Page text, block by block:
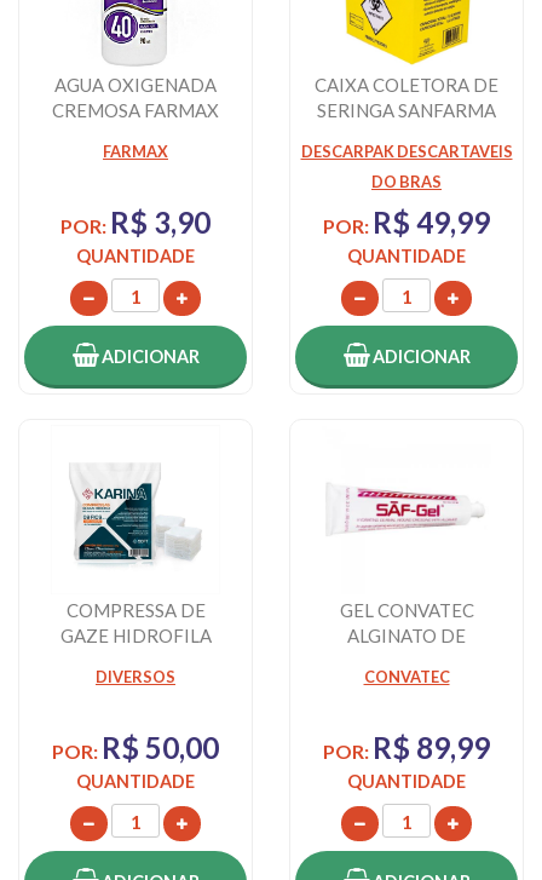
AGUA OXIGENADA
CREMOSA FARMAX
FARMAX
POR: R$ 3,90
QUANTIDADE
ADICIONAR
CAIXA COLETORA DE
SERINGA SANFARMA
DESCARPAK DESCARTAVEIS
DO BRAS
POR: R$ 49,99
QUANTIDADE
ADICIONAR
COMPRESSA DE
GAZE HIDROFILA
500 UNIDA...
DIVERSOS
POR: R$ 50,00
QUANTIDADE
GEL CONVATEC
ALGINATO DE
CONVATEC
POR: R$ 89,99
QUANTIDADE